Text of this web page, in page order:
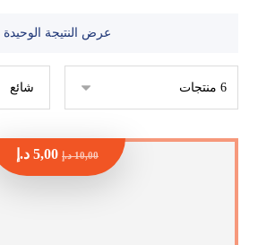
عرض النتيجة الوحيدة
10,00 د.إ 5,00 د.إ